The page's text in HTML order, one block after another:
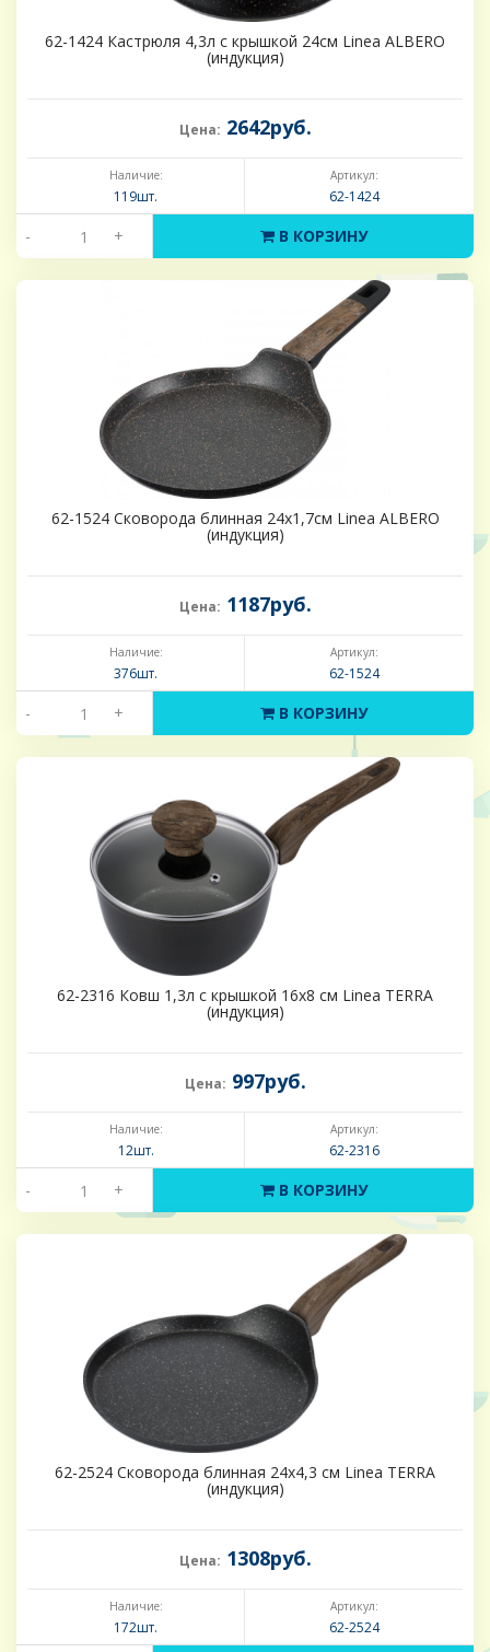
62-1424 Кастрюля 4,3л с крышкой 24см Linea ALBERO
(индукция)
Цена: 2642руб.
Наличие:
119шт.
Артикул:
62-1424
- + В КОРЗИНУ
62-1524 Сковорода блинная 24х1,7см Linea ALBERO
(индукция)
Цена: 1187руб.
Наличие:
376шт.
Артикул:
62-1524
- + В КОРЗИНУ
62-2316 Ковш 1,3л с крышкой 16х8 см Linea TERRA
(индукция)
Цена: 997руб.
Наличие:
12шт.
Артикул:
62-2316
- + В КОРЗИНУ
62-2524 Сковорода блинная 24х4,3 см Linea TERRA
(индукция)
Цена: 1308руб.
Наличие:
172шт.
Артикул:
62-2524